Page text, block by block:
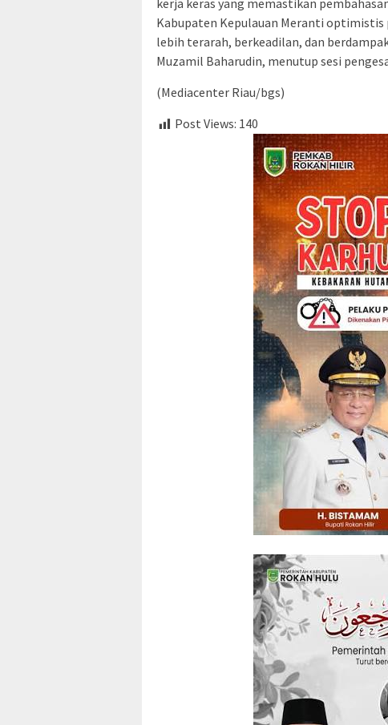
kerja keras yang memastikan
Kabupaten Kepulauan Meranti optimistis
lebih terarah, berkeadilan, dan
Muzamil Baharudin, menutup sesi
(Mediacenter Riau/bgs)
Post Views: 140